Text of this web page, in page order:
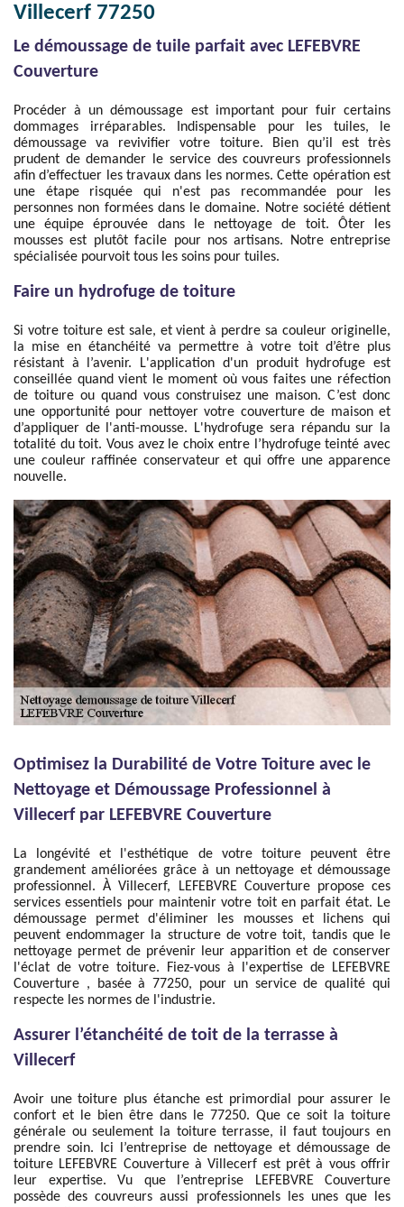
Villecerf 77250
Le démoussage de tuile parfait avec LEFEBVRE
Couverture
Procéder à un démoussage est important pour fuir certains
dommages irréparables. Indispensable pour les tuiles, le
démoussage va revivifier votre toiture. Bien qu’il est très
prudent de demander le service des couvreurs professionnels
afin d’effectuer les travaux dans les normes. Cette opération est
une étape risquée qui n'est pas recommandée pour les
personnes non formées dans le domaine. Notre société détient
une équipe éprouvée dans le nettoyage de toit. Ôter les
mousses est plutôt facile pour nos artisans. Notre entreprise
spécialisée pourvoit tous les soins pour tuiles.
Faire un hydrofuge de toiture
Si votre toiture est sale, et vient à perdre sa couleur originelle,
la mise en étanchéité va permettre à votre toit d’être plus
résistant à l’avenir. L'application d'un produit hydrofuge est
conseillée quand vient le moment où vous faites une réfection
de toiture ou quand vous construisez une maison. C’est donc
une opportunité pour nettoyer votre couverture de maison et
d’appliquer de l'anti-mousse. L'hydrofuge sera répandu sur la
totalité du toit. Vous avez le choix entre l’hydrofuge teinté avec
une couleur raffinée conservateur et qui offre une apparence
nouvelle.
Optimisez la Durabilité de Votre Toiture avec le
Nettoyage et Démoussage Professionnel à
Villecerf par LEFEBVRE Couverture
La longévité et l'esthétique de votre toiture peuvent être
grandement améliorées grâce à un nettoyage et démoussage
professionnel. À Villecerf, LEFEBVRE Couverture propose ces
services essentiels pour maintenir votre toit en parfait état. Le
démoussage permet d'éliminer les mousses et lichens qui
peuvent endommager la structure de votre toit, tandis que le
nettoyage permet de prévenir leur apparition et de conserver
l'éclat de votre toiture. Fiez-vous à l'expertise de LEFEBVRE
Couverture , basée à 77250, pour un service de qualité qui
respecte les normes de l'industrie.
Assurer l’étanchéité de toit de la terrasse à
Villecerf
Avoir une toiture plus étanche est primordial pour assurer le
confort et le bien être dans le 77250. Que ce soit la toiture
générale ou seulement la toiture terrasse, il faut toujours en
prendre soin. Ici l’entreprise de nettoyage et démoussage de
toiture LEFEBVRE Couverture à Villecerf est prêt à vous offrir
leur expertise. Vu que l’entreprise LEFEBVRE Couverture
possède des couvreurs aussi professionnels les unes que les